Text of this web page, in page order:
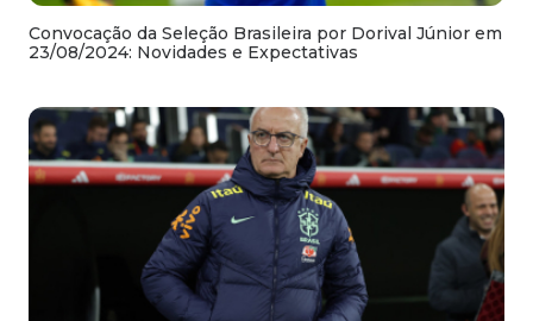
Convocação da Seleção Brasileira por Dorival Júnior em
23/08/2024: Novidades e Expectativas